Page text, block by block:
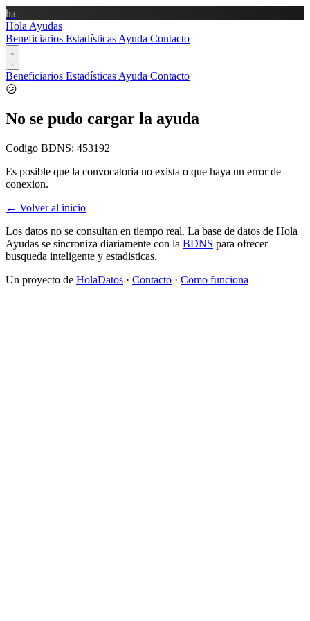
ha
Hola Ayudas
Beneficiarios Estadísticas Ayuda Contacto
Beneficiarios Estadísticas Ayuda Contacto
😕
No se pudo cargar la ayuda
Codigo BDNS: 453192
Es posible que la convocatoria no exista o que haya un error de
conexion.
← Volver al inicio
Los datos no se consultan en tiempo real. La base de datos de Hola
Ayudas se sincroniza diariamente con la BDNS para ofrecer
busqueda inteligente y estadisticas.
Un proyecto de HolaDatos · Contacto · Como funciona